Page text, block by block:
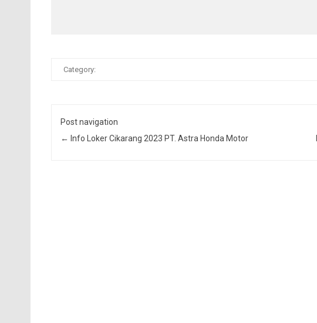
Category:
Post navigation
← Info Loker Cikarang 2023 PT. Astra Honda Motor